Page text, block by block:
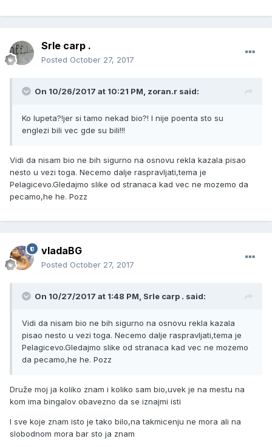
Srle carp .
Posted October 27, 2017
On 10/26/2017 at 10:21 PM, zoran.r said:
Ko lupeta?!jer si tamo nekad bio?! I nije poenta sto su
englezi bili vec gde su bili!!!
Vidi da nisam bio ne bih sigurno na osnovu rekla kazala pisao
nesto u vezi toga. Necemo dalje raspravljati,tema je
Pelagicevo.Gledajmo slike od stranaca kad vec ne mozemo da
pecamo,he he. Pozz
vladaBG
Posted October 27, 2017
On 10/27/2017 at 1:48 PM, Srle carp . said:
Vidi da nisam bio ne bih sigurno na osnovu rekla kazala
pisao nesto u vezi toga. Necemo dalje raspravljati,tema je
Pelagicevo.Gledajmo slike od stranaca kad vec ne mozemo
da pecamo,he he. Pozz
Druže moj ja koliko znam i koliko sam bio,uvek je na mestu na
kom ima bingalov obavezno da se iznajmi isti
I sve koje znam isto je tako bilo,na takmicenju ne mora ali na
slobodnom mora bar sto ja znam